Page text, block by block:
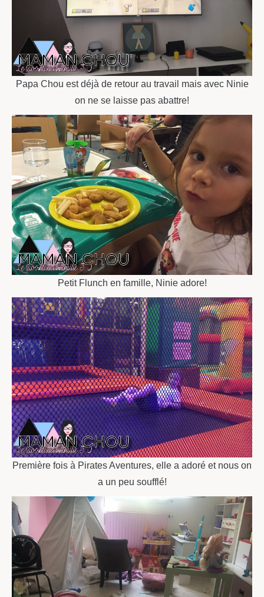
Papa Chou est déjà de retour au travail mais avec Ninie
on ne se laisse pas abattre!
Petit Flunch en famille, Ninie adore!
Première fois à Pirates Aventures, elle a adoré et nous on
a un peu soufflé!